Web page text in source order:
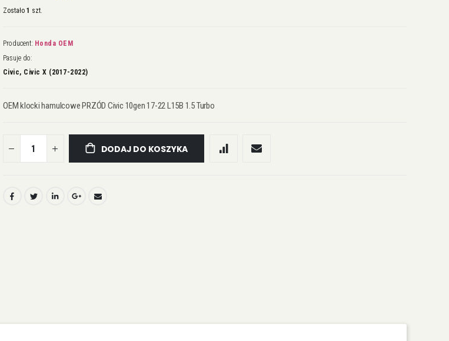
Zostało 1 szt.
Producent: Honda OEM
Pasuje do:
Civic, Civic X (2017-2022)
OEM klocki hamulcowe PRZÓD Civic 10gen 17-22 L15B 1.5 Turbo
DODAJ DO KOSZYKA